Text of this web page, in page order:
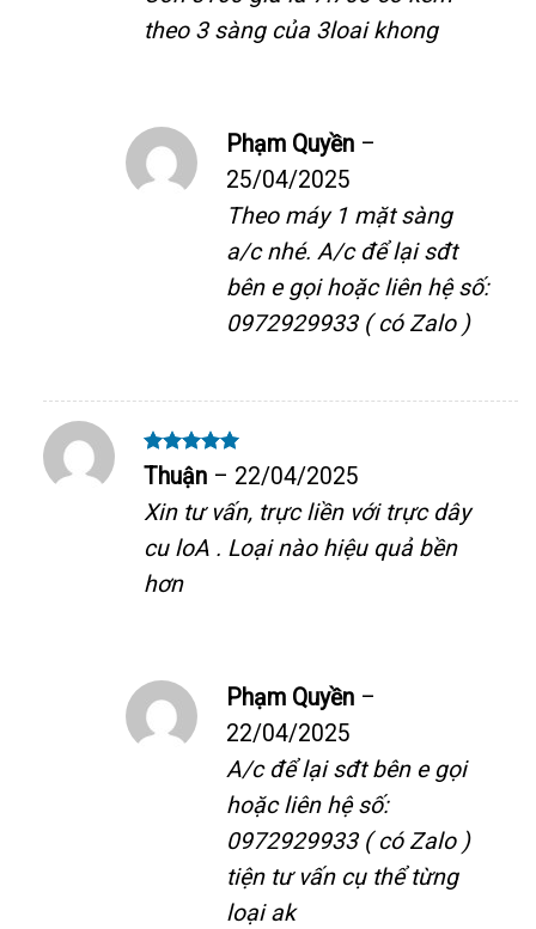
theo 3 sàng của 3loai khong
Phạm Quyền –
25/04/2025
Theo máy 1 mặt sàng
a/c nhé. A/c để lại sđt
bên e gọi hoặc liên hệ số:
0972929933 ( có Zalo )
Được xếp
hạng55
sao
Thuận – 22/04/2025
Xin tư vấn, trực liền với trực dây
cu loA . Loại nào hiệu quả bền
hơn
Phạm Quyền –
22/04/2025
A/c để lại sđt bên e gọi
hoặc liên hệ số:
0972929933 ( có Zalo )
tiện tư vấn cụ thể từng
loại ak